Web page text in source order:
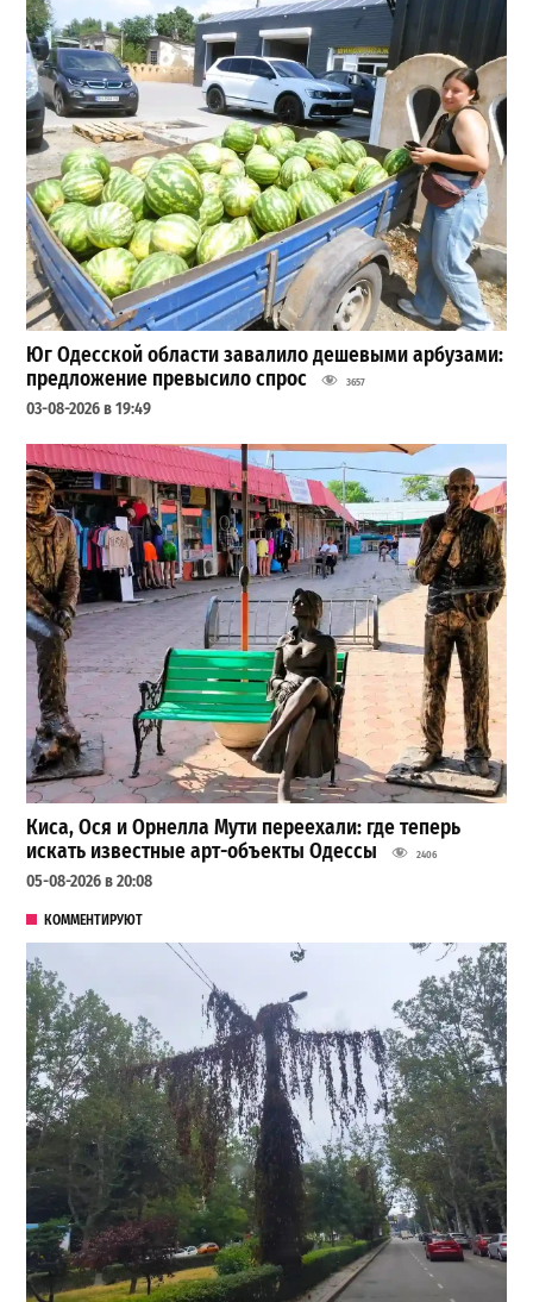
Юг Одесской области завалило дешевыми арбузами:
предложение превысило спрос
3657
03-08-2026 в 19:49
Киса, Ося и Орнелла Мути переехали: где теперь
искать известные арт-объекты Одессы
2406
05-08-2026 в 20:08
КОММЕНТИРУЮТ